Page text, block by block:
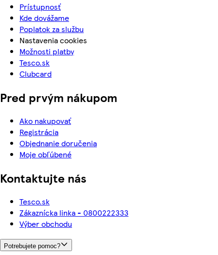
Prístupnosť
Kde dovážame
Poplatok za službu
Nastavenia cookies
Možnosti platby
Tesco.sk
Clubcard
Pred prvým nákupom
Ako nakupovať
Registrácia
Objednanie doručenia
Moje obľúbené
Kontaktujte nás
Tesco.sk
Zákaznícka linka - 0800222333
Výber obchodu
Potrebujete pomoc?